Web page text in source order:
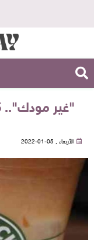
الأربعاء , 05-01-2022